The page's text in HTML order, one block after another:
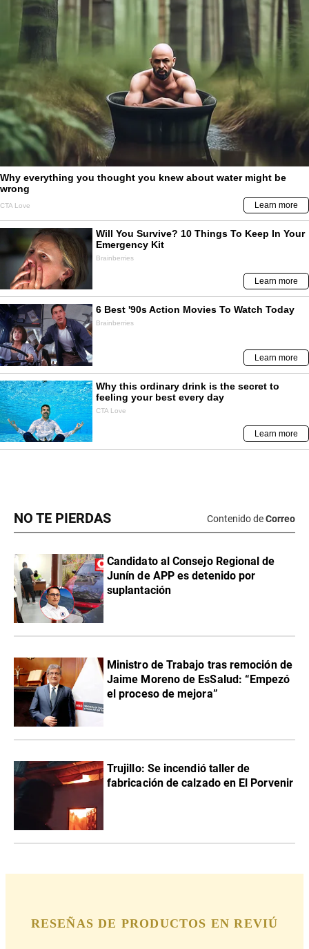
NO TE PIERDAS Contenido deCorreo
Candidato al Consejo Regional de
Junín de APP es detenido por
suplantación
Ministro de Trabajo tras remoción de
Jaime Moreno de EsSalud: “Empezó
el proceso de mejora”
Trujillo: Se incendió taller de
fabricación de calzado en El Porvenir